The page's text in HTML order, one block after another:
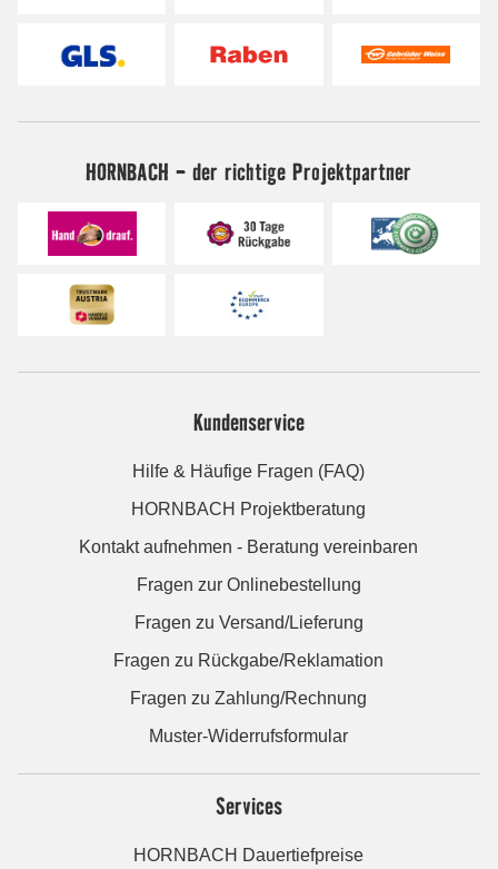
HORNBACH - der richtige Projektpartner
Kundenservice
Hilfe & Häufige Fragen (FAQ)
HORNBACH Projektberatung
Kontakt aufnehmen - Beratung vereinbaren
Fragen zur Onlinebestellung
Fragen zu Versand/Lieferung
Fragen zu Rückgabe/Reklamation
Fragen zu Zahlung/Rechnung
Muster-Widerrufsformular
Services
HORNBACH Dauertiefpreise